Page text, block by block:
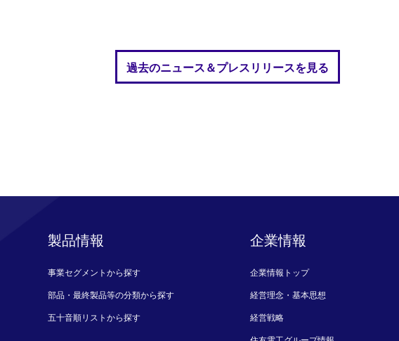
過去のニュース＆プレスリリースを見る
製品情報
事業セグメントから探す
部品・最終製品等の分類から探す
五十音順リストから探す
企業情報
企業情報トップ
経営理念・基本思想
経営戦略